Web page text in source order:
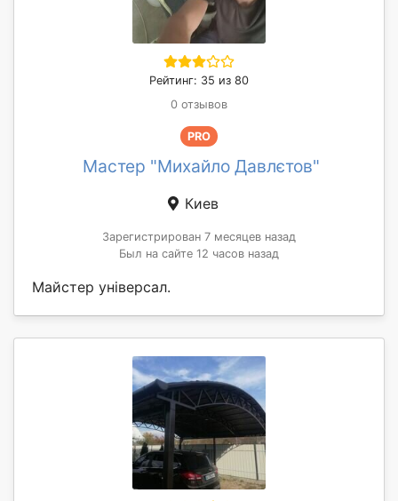
Рейтинг: 35 из 80
0 отзывов
PRO
Мастер "Михайло Давлєтов"
Киев
Зарегистрирован 7 месяцев назад
Был на сайте 12 часов назад
Майстер універсал.